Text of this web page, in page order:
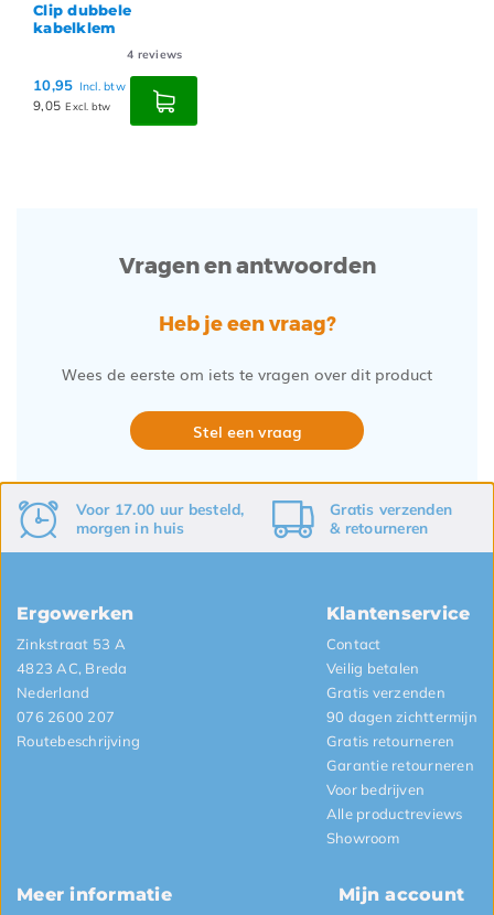
Clip dubbele
kabelklem
4 reviews
10,95 Incl. btw
9,05 Excl. btw
Vragen en antwoorden
Heb je een vraag?
Wees de eerste om iets te vragen over dit product
Stel een vraag
Voor 17.00 uur besteld,
morgen in huis
Gratis verzenden
& retourneren
Ergowerken
Zinkstraat 53 A
4823 AC, Breda
Nederland
076 2600 207
Routebeschrijving
Klantenservice
Contact
Veilig betalen
Gratis verzenden
90 dagen zichttermijn
Gratis retourneren
Garantie retourneren
Voor bedrijven
Alle productreviews
Showroom
Meer informatie Mijn account